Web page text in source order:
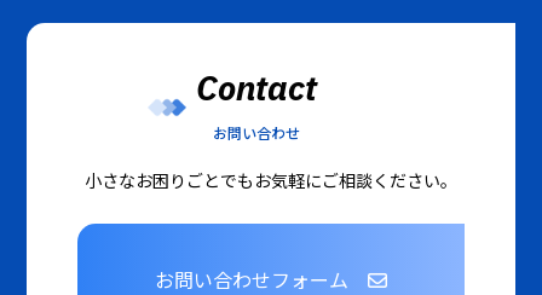
Contact
お問い合わせ
小さなお困りごとでもお気軽にご相談ください。
お問い合わせフォーム